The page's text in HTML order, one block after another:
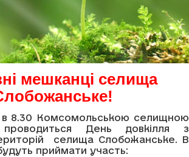
мешканці селища
в 8.30 Комсомольською селищною
День довкілля з
селища Слобожанське. В
приймати участь: